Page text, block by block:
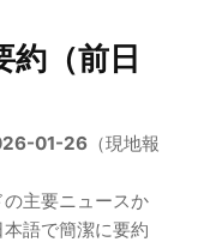
約（前日
01-26 （現地報
主要ニュースか
語で簡潔に要約